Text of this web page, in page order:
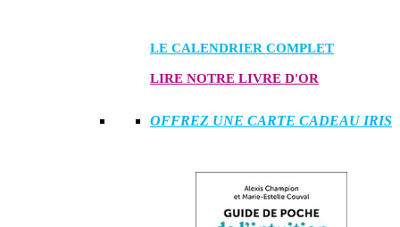
LE CALENDRIER COMPLET
LIRE NOTRE LIVRE D'OR
OFFREZ UNE CARTE CADEAU IRIS